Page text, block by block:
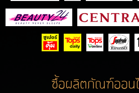
ซื้อผลิตภัณฑ์ออน